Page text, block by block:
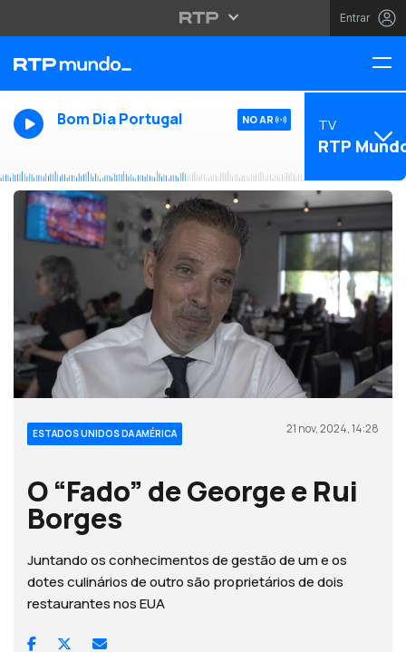
Entrar
Bom Dia Portugal NO AR TV
RTP
ESTADOS UNIDOS DA AMÉRICA 21 nov, 2024, 14:28
O “Fado” de George e Rui
Borges
Juntando os conhecimentos de gestão de um e os
dotes culinários de outro são proprietários de dois
restaurantes nos EUA